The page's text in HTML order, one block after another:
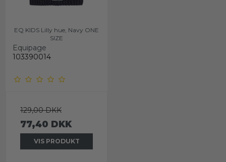
EQ KIDS Lilly hue, Navy ONE
SIZE
Equipage
103390014
129,00 DKK
77,40 DKK
VIS PRODUKT